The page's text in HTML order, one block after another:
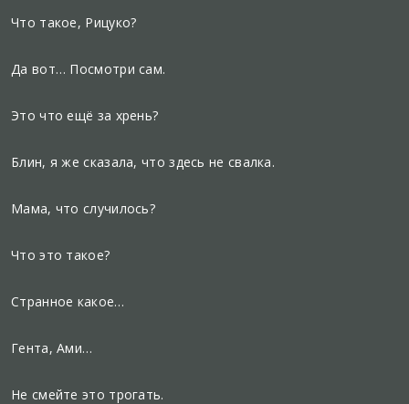
Что такое, Рицуко?
Да вот… Посмотри сам.
Это что ещё за хрень?
Блин, я же сказала, что здесь не свалка.
Мама, что случилось?
Что это такое?
Странное какое…
Гента, Ами…
Не смейте это трогать.